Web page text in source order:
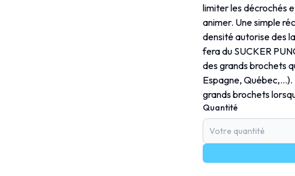
limiter les décrochés
animer. Une simple
densité autorise des
fera du SUCKER
des grands brochets
Espagne,
grands brochets
Quantité